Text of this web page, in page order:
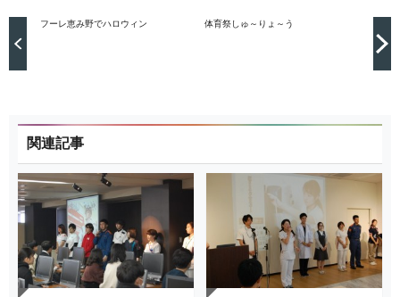
フーレ恵み野でハロウィン 体育祭しゅ～りょ～う
関連記事